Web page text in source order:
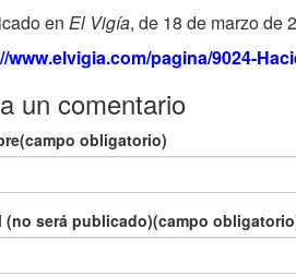
en El Vigía, de 18 de marzo de
www.elvigia.com/pagina/9024-
un comentario
obligatorio)
(no será publicado)(campo